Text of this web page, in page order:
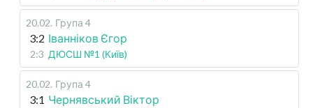
20.02. Група 4
3:2 Іванніков Єгор
2:3 ДЮСШ №1 (Київ)
20.02. Група 4
3:1 Чернявський Віктор